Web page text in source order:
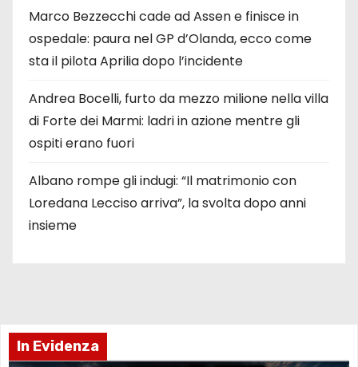
Marco Bezzecchi cade ad Assen e finisce in
ospedale: paura nel GP d’Olanda, ecco come
sta il pilota Aprilia dopo l’incidente
Andrea Bocelli, furto da mezzo milione nella villa
di Forte dei Marmi: ladri in azione mentre gli
ospiti erano fuori
Albano rompe gli indugi: “Il matrimonio con
Loredana Lecciso arriva”, la svolta dopo anni
insieme
In Evidenza